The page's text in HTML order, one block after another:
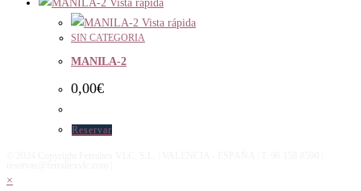
Vista rápida
Vista rápida
SIN CATEGORIA
MANILA-2
0,00€
Reservar
×